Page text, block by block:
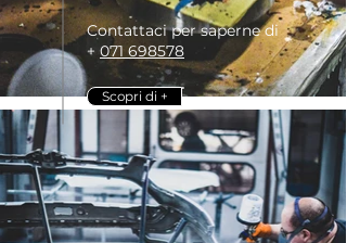
Contattaci per saperne di
+071 698578
Scopri di +